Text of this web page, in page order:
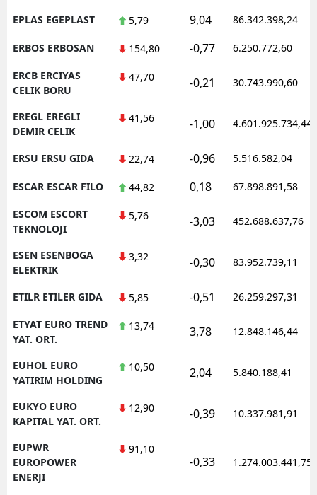
EPLAS EGEPLAST 5,79 9,04 86.342.398,24
ERBOS ERBOSAN 154,80 -0,77 6.250.772,60
ERCB ERCIYAS
CELIK BORU
47,70 -0,21 30.743.990,60
EREGL EREGLI
DEMIR CELIK
41,56 -1,00 4.601.925.734,44
ERSU ERSU GIDA 22,74 -0,96 5.516.582,04
ESCAR ESCAR FILO 44,82 0,18 67.898.891,58
ESCOM ESCORT
TEKNOLOJI
5,76 -3,03 452.688.637,76
ESEN ESENBOGA
ELEKTRIK
3,32 -0,30 83.952.739,11
ETILR ETILER GIDA 5,85 -0,51 26.259.297,31
ETYAT EURO TREND
YAT. ORT.
13,74 3,78 12.848.146,44
EUHOL EURO
YATIRIM HOLDING
10,50 2,04 5.840.188,41
EUKYO EURO
KAPITAL YAT. ORT.
12,90 -0,39 10.337.981,91
EUPWR
EUROPOWER
ENERJI
91,10
-0,33 1.274.003.441,75